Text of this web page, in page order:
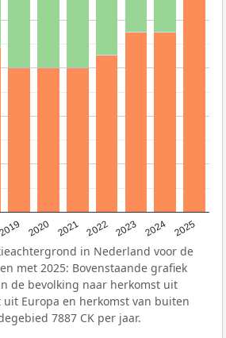
2019 2020 2021 2022 2023 2024 2025
in Nederland voor de
met 2025: Bovenstaande grafiek
de bevolking naar herkomst uit
Europa en herkomst van buiten
7887 CK per jaar.